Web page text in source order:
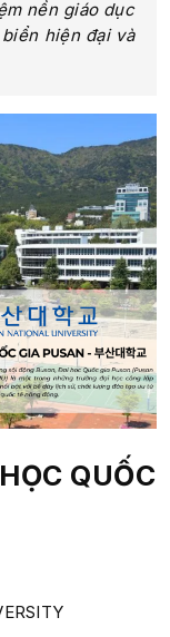
nền giáo dục
hiện đại và
QUỐC